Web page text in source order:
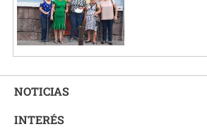
NOTICIAS
INTERÉS